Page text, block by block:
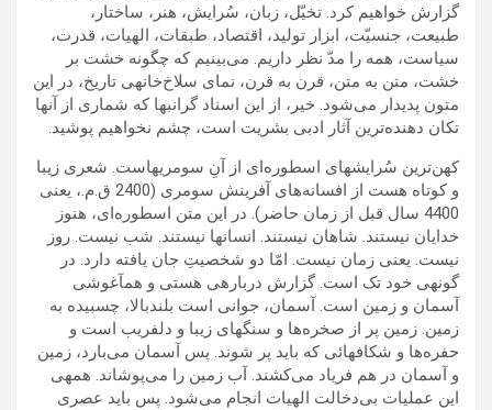
گزارش خواهیم کرد. تخیّل، زبان، سُرایش، هنر، ساختار،
طبیعت، جنسیّت، ابزار تولید، اقتصاد، طبقات، الهیات، قدرت،
سیاست، همه را مدّ نظر داریم. می‌بینیم که چگونه خشت بر
خشت، متن به متن، قرن به قرن، نمای سلاخ‌خانه‍ی تاریخ، در این
متون پدیدار می‌شود. خیر، از این اسناد گرانبها که شماری از آنها
تکان دهنده‌ترین آثار ادبی بشریت است، چشم نخواهیم پوشید.
کهن‌ترین سُرایشهای اسطوره‌ای از آنِ سومریهاست. شعری زیبا
و کوتاه هست از افسانه‌های آفرینش سومری (2400 ق.م.، یعنی
4400 سال قبل از زمان حاضر). در این متن اسطوره‌ای، هنوز
خدایان نیستند. شاهان نیستند. انسانها نیستند. شب نیست. روز
نیست. یعنی زمان نیست. امّا دو شخصیتِ جان یافته دارد. در
گونه‍ی خود تک است. گزارش درباره‍ی هستی و همآغوشی
آسمان و زمین است. آسمان، جوانی است بلندبالا، چسبیده به
زمین. زمین پر از صخره‌ها و سنگهای زیبا و دلفریب است و
حفره‌ها و شکافهائی که باید پر شوند. پس آسمان می‌بارد، زمین
و آسمان در هم فریاد می‌کشند. آب زمین را می‌پوشاند. همه‍ی
این عملیات بی‌دخالت الهیات انجام می‌شود. پس باید عصری